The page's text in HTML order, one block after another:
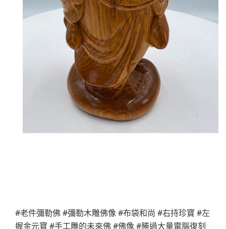
#老件彌勒佛 #彌勒木雕佛像 #布袋和尚 #右持珍寶 #左
握金元寶 #手工雕的未來佛 #佛像 #勝過大量電腦復刻